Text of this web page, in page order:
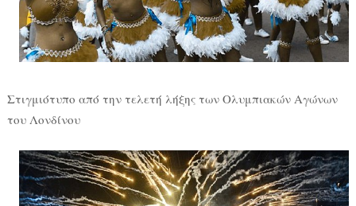
Στιγμιότυπο από την τελετή λήξης των Ολυμπιακών Αγώνων
του Λονδίνου